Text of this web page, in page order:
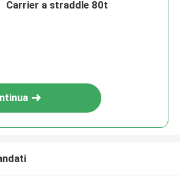
Carrier a straddle 80t